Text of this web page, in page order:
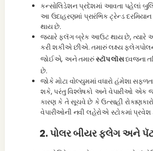
કન્સોલિડેશન પ્રદેશમાં આવતા પહેલાં
આ ઉદાહરણમાં પ્રારંભિક ટ્રેન્ડ દરમિયાન
થાય છે.
જ્યારે ફ્લૅગ બ્રેક આઉટ થાય છે, ત્યારે
કરી શકીએ છીએ. તમારું લક્ષ્ય
જોઈએ, અને તમારુંસ્ટૉપ લૉસધ્વજના
છે.
જોકે મોટા વોલ્યુમમાં વધારો હંમેશા
શકે, પરંતુ વિશ્લેષકો અને વેપારીઓ એક
કારણ કે તે સૂચવે છે કે ઉત્સાહી
વેપારીઓની નવી લહેરોએ સ્ટોકમાં પ્રવેશ
2. પોલર બીયર ફ્લેગ અને